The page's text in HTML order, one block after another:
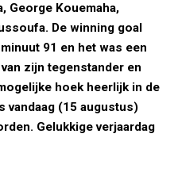
George Kouemaha,
De winning goal
91 en het was een
zijn tegenstander en
hoek heerlijk in de
vandaag (15 augustus)
Gelukkige verjaardag